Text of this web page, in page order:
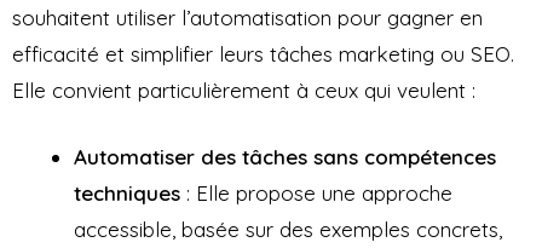
souhaitent utiliser l’automatisation pour gagner en
efficacité et simplifier leurs tâches marketing ou SEO.
Elle convient particulièrement à ceux qui veulent :
Automatiser des tâches sans compétences
techniques : Elle propose une approche
accessible, basée sur des exemples concrets,